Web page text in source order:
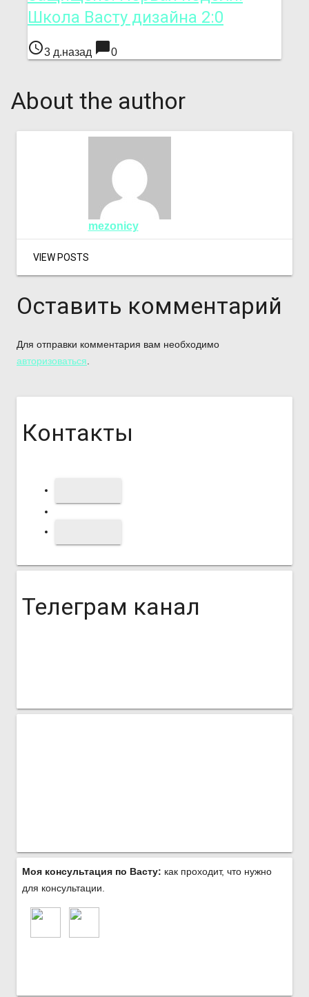
Школа Васту дизайна 2:0
access_time3 д.назад chat_bubble0
About the author
mezonicy
VIEW POSTS
Оставить комментарий
Для отправки комментария вам необходимо
авторизоваться
Контакты
Телеграм канал
Моя консультация по Васту: как проходит, что нужно
для консультации.